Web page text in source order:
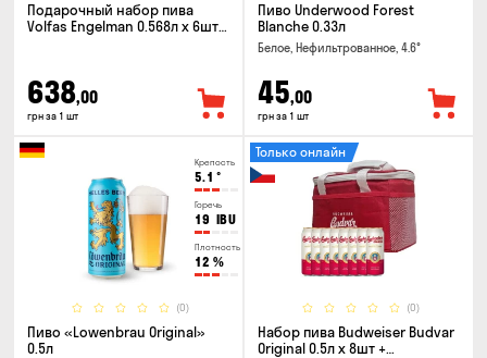
Подарочный набор пива
Volfas Engelman 0.568л x 6шт +
638,00
грн за 1 шт
Пиво Underwood Forest
Blanche 0.33л
Белое, Нефильтрованное, 4.6°
45,00
грн за 1 шт
Крепость
5.1 °
Горечь
19 IBU
Плотность
12 %
(0)
Пиво «Lowenbrau Original»
0.5л
(0)
Только онлайн
Набор пива Budweiser Budvar
Original 0.5л x 8шт +